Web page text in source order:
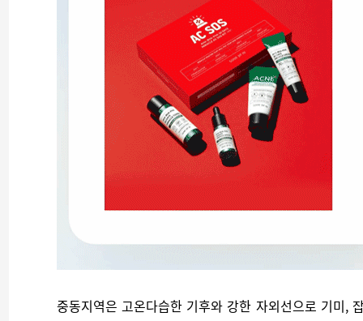
중동지역은 고온다습한 기후와 강한 자외선으로 기미,